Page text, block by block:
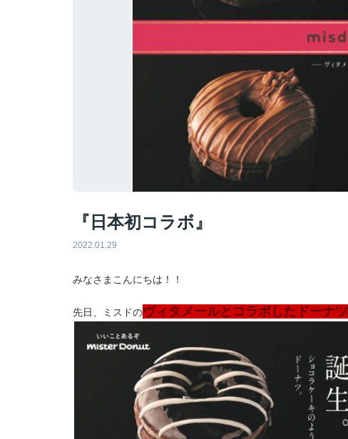
『日本初コラボ』
2022.01.29
みなさまこんにちは！！
先日、ミスドのヴィタメールとコラボしたドーナツ